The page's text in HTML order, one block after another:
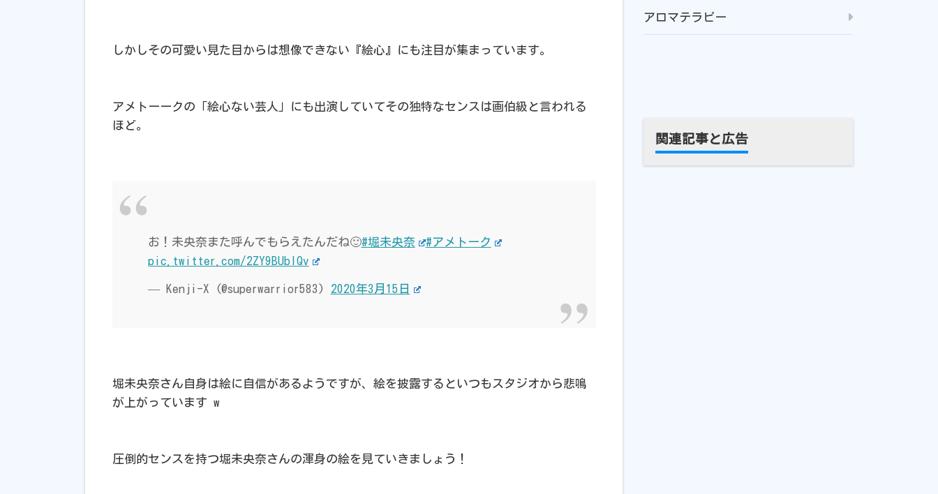
しかしその可愛い見た目からは想像できない『絵心』にも注目が集まっています。
アメトーークの「絵心ない芸人」にも出演していてその独特なセンスは画伯級と言われる
ほど。
お！未央奈また呼んでもらえたんだね🙂#堀未央奈
#アメトーク
pic.twitter.com/2ZY9BUblQv
— Kenji-X (@superwarrior583) 2020年3月15日
堀未央奈さん自身は絵に自信があるようですが、絵を披露するといつもスタジオから悲鳴
が上がっています w
圧倒的センスを持つ堀未央奈さんの渾身の絵を見ていきましょう！
アロマテラピー
関連記事と広告